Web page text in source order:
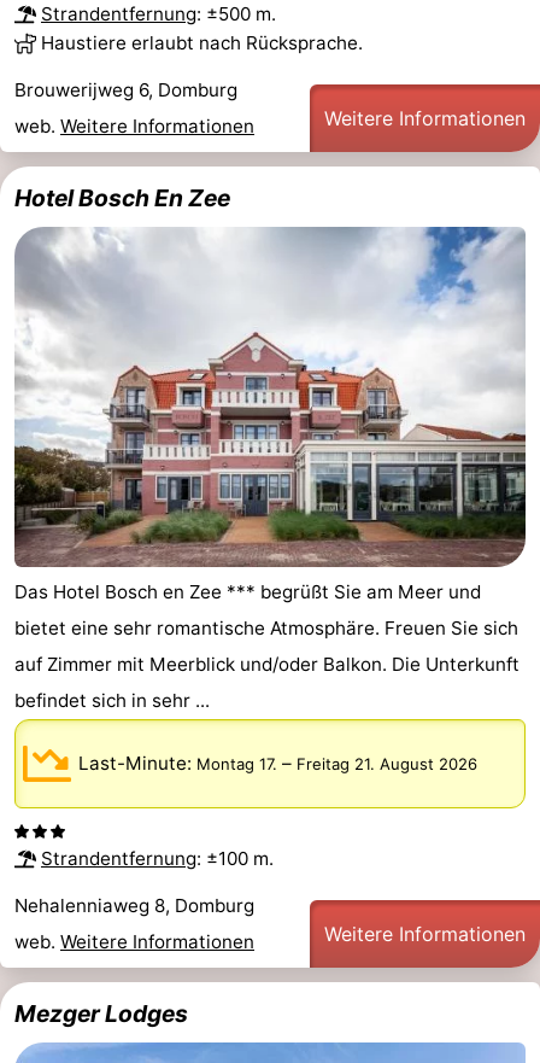
Strandentfernung: ±500 m.
Haustiere erlaubt nach Rücksprache.
Brouwerijweg 6, Domburg
web. Weitere Informationen Weitere Informationen
Hotel Bosch En Zee
Das Hotel Bosch en Zee *** begrüßt Sie am Meer und
bietet eine sehr romantische Atmosphäre. Freuen Sie sich
auf Zimmer mit Meerblick und/oder Balkon. Die Unterkunft
befindet sich in sehr ...
Last-Minute: Montag 17. – Freitag 21. August 2026
Strandentfernung: ±100 m.
Nehalenniaweg 8, Domburg
web. Weitere Informationen Weitere Informationen
Mezger Lodges